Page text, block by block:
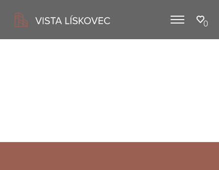
Menu 0